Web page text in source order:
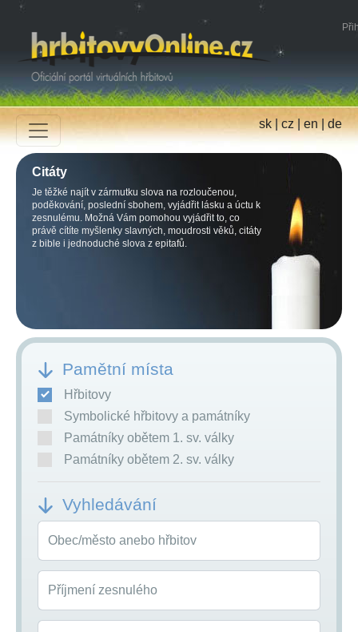
sk|cz|en|de
Citáty
Je těžké najít v zármutku slova na rozloučenou,
poděkování, poslední sbohem, vyjádřit lásku a úctu k
zesnulému. Možná Vám pomohou vyjádřit to, co
právě cítíte myšlenky slavných, moudrosti věků, citáty
z bible i jednoduché slova z epitafů.
Pamětní místa
Hřbitovy
Symbolické hřbitovy a památníky
Památníky obětem 1. sv. války
Památníky obětem 2. sv. války
Vyhledávání
Obec/město anebo hřbitov
Příjmení zesnulého